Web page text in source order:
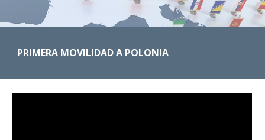
PRIMERA MOVILIDAD A POLONIA